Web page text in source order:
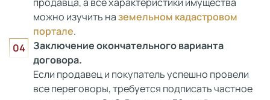
можно изучить наземельном кадастровом
портале.
Заключение окончательного варианта
договора.
Если продавец и покупатель успешно провели
все переговоры, требуется подписать частное